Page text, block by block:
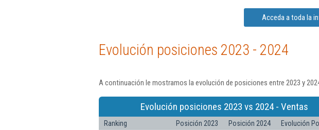
Acceda a toda la
Evolución posiciones 2023 - 2024
A continuación le mostramos la evolución de posiciones entre 2023 y
Evolución posiciones 2023 vs 2024 - Ventas
Ranking Posición 2023 Posición 2024
Evolución